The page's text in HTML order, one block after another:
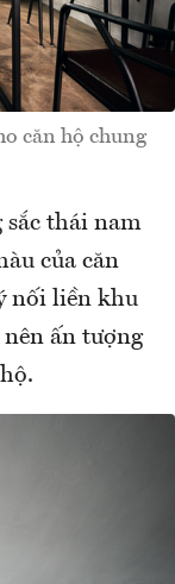
căn hộ chung
sắc thái nam
của căn
nối liền khu
ấn tượng